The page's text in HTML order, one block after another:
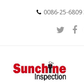
0086-25-6809